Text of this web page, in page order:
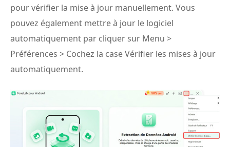
pour vérifier la mise à jour manuellement. Vous
pouvez également mettre à jour le logiciel
automatiquement par cliquer sur Menu >
Préférences > Cochez la case Vérifier les mises à jour
automatiquement.